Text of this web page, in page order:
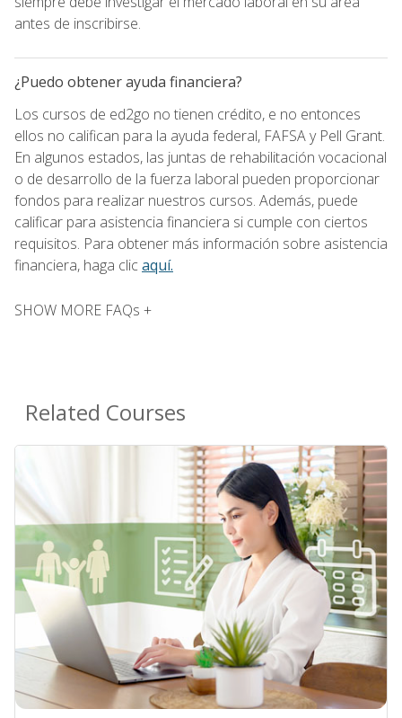
antes de inscribirse.
¿Puedo obtener ayuda financiera?
Los cursos de ed2go no tienen crédito, e no entonces
ellos no califican para la ayuda federal, FAFSA y Pell Grant.
En algunos estados, las juntas de rehabilitación vocacional
o de desarrollo de la fuerza laboral pueden proporcionar
fondos para realizar nuestros cursos. Además, puede
calificar para asistencia financiera si cumple con ciertos
requisitos. Para obtener más información sobre asistencia
financiera, haga clicaquí.
SHOW MORE FAQs +
Related Courses